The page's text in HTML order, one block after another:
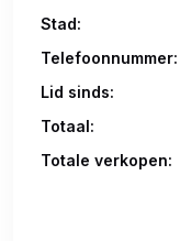
Stad:
Telefoonnummer:
Lid sinds:
Totaal:
Totale verkopen: